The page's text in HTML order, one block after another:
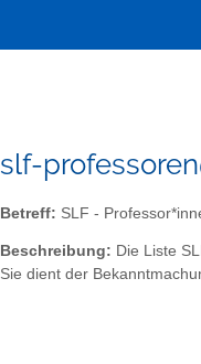
slf-
Betreff: SLF -
Beschreibung: Die Liste
Sie dient der